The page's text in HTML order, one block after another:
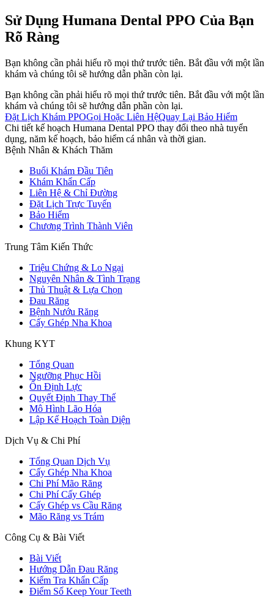
Sử Dụng Humana Dental PPO Của Bạn
Rõ Ràng
Bạn không cần phải hiểu rõ mọi thứ trước tiên. Bắt đầu với một lần
khám và chúng tôi sẽ hướng dẫn phần còn lại.
Bạn không cần phải hiểu rõ mọi thứ trước tiên. Bắt đầu với một lần
khám và chúng tôi sẽ hướng dẫn phần còn lại.
Đặt Lịch Khám PPOGọi Hoặc Liên HệQuay Lại Bảo Hiểm
Chi tiết kế hoạch Humana Dental PPO thay đổi theo nhà tuyển
dụng, năm kế hoạch, bảo hiểm cá nhân và thời gian.
Bệnh Nhân & Khách Thăm
Buổi Khám Đầu Tiên
Khám Khẩn Cấp
Liên Hệ & Chỉ Đường
Đặt Lịch Trực Tuyến
Bảo Hiểm
Chương Trình Thành Viên
Trung Tâm Kiến Thức
Triệu Chứng & Lo Ngại
Nguyên Nhân & Tình Trạng
Thủ Thuật & Lựa Chọn
Đau Răng
Bệnh Nướu Răng
Cấy Ghép Nha Khoa
Khung KYT
Tổng Quan
Ngưỡng Phục Hồi
Ổn Định Lực
Quyết Định Thay Thế
Mô Hình Lão Hóa
Lập Kế Hoạch Toàn Diện
Dịch Vụ & Chi Phí
Tổng Quan Dịch Vụ
Cấy Ghép Nha Khoa
Chi Phí Mão Răng
Chi Phí Cấy Ghép
Cấy Ghép vs Cầu Răng
Mão Răng vs Trám
Công Cụ & Bài Viết
Bài Viết
Hướng Dẫn Đau Răng
Kiểm Tra Khẩn Cấp
Điểm Số Keep Your Teeth